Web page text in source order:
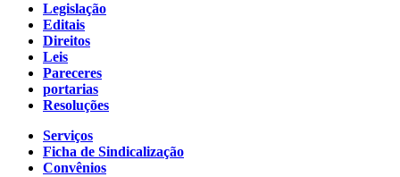
Legislação
Editais
Direitos
Leis
Pareceres
portarias
Resoluções
Serviços
Ficha de Sindicalização
Convênios